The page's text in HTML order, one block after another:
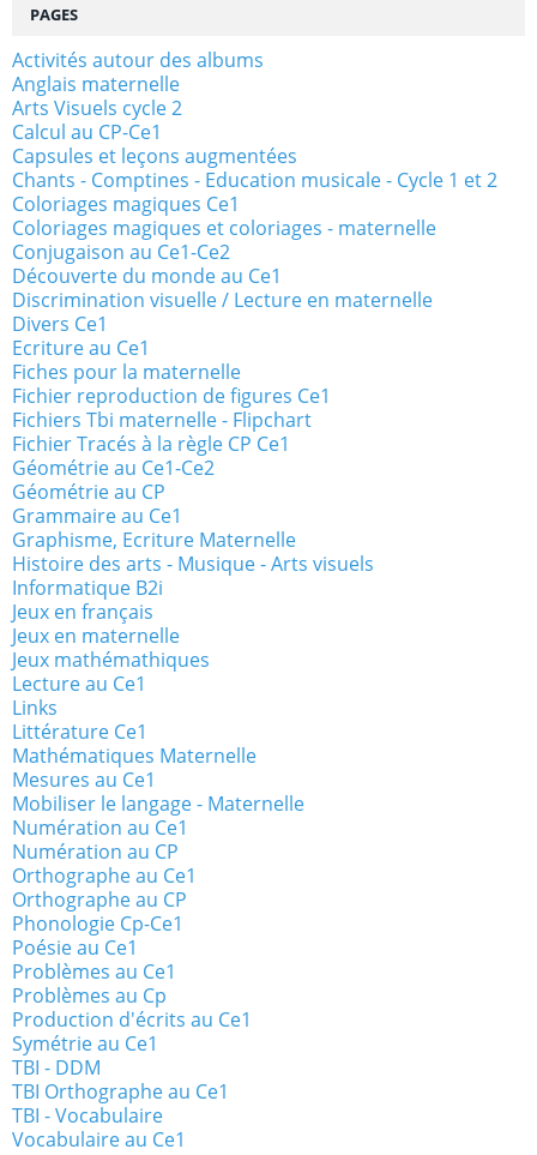
PAGES
Activités autour des albums
Anglais maternelle
Arts Visuels cycle 2
Calcul au CP-Ce1
Capsules et leçons augmentées
Chants - Comptines - Education musicale - Cycle 1 et 2
Coloriages magiques Ce1
Coloriages magiques et coloriages - maternelle
Conjugaison au Ce1-Ce2
Découverte du monde au Ce1
Discrimination visuelle / Lecture en maternelle
Divers Ce1
Ecriture au Ce1
Fiches pour la maternelle
Fichier reproduction de figures Ce1
Fichiers Tbi maternelle - Flipchart
Fichier Tracés à la règle CP Ce1
Géométrie au Ce1-Ce2
Géométrie au CP
Grammaire au Ce1
Graphisme, Ecriture Maternelle
Histoire des arts - Musique - Arts visuels
Informatique B2i
Jeux en français
Jeux en maternelle
Jeux mathémathiques
Lecture au Ce1
Links
Littérature Ce1
Mathématiques Maternelle
Mesures au Ce1
Mobiliser le langage - Maternelle
Numération au Ce1
Numération au CP
Orthographe au Ce1
Orthographe au CP
Phonologie Cp-Ce1
Poésie au Ce1
Problèmes au Ce1
Problèmes au Cp
Production d'écrits au Ce1
Symétrie au Ce1
TBI - DDM
TBI Orthographe au Ce1
TBI - Vocabulaire
Vocabulaire au Ce1